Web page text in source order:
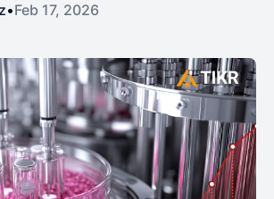
•Feb 17, 2026